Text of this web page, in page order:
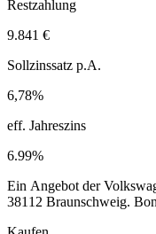
Restzahlung
9.841 €
Sollzinssatz p.A.
6,78%
eff. Jahreszins
6.99%
Ein Angebot der
38112 Braunschweig.